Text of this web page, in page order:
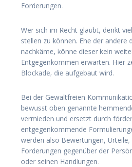
Forderungen.
Wer sich im Recht glaubt, denkt
stellen zu können. Ehe der andere
nachkäme, könne dieser kein
Entgegenkommen erwarten. Hier
Blockade, die aufgebaut wird.
Bei der Gewaltfreien
bewusst oben genannte
vermieden und ersetzt durch
entgegenkommende
werden also Bewertungen, Urteile,
Forderungen gegenüber der
oder seinen Handlungen.